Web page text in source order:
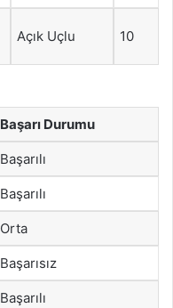
Açık Uçlu 10
Başarı Durumu
Başarılı
Başarılı
Orta
Başarısız
Başarılı